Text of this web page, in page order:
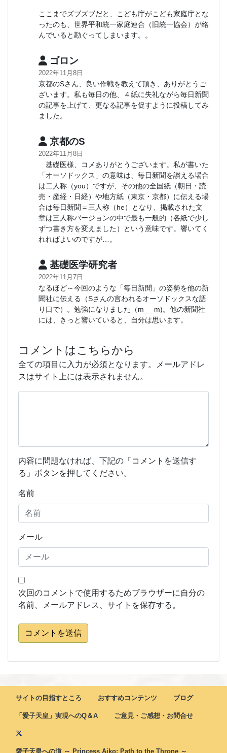
ここまでズブズブだと、こども庁がこども家庭庁とな
ったのも、世界平和統一家庭連合（旧統一協会）が絡
んでいると勘ぐってしまいます。。
ゴロン
2022年11月8日
京都のSさん、良い作戦を教えて頂き、ありがとうご
ざいます。私も毎日の他、４紙に失礼ながら毎日新聞
の記事を上げて、更なる記事を促すように投稿してみ
ました。
京都のS
2022年11月8日
基礎医様、コメありがとうございます。私が書いた
「オーソドックス」の意味は、毎日新聞を讃える場合
は二人称（you）ですが、その他の全国紙（朝日・読
売・産経・日経）や地方紙（東京・京都）に伝える場
合は毎日新聞＝三人称（he）となり、掲載された文
章は三人称バージョンの中で最も一般的（各紙で少し
ずつ書き方を変えました）という意味です。響いてく
れればよいのですが…。
基礎医学研究者
2022年11月7日
なるほど～今回のような「毎日新聞」の姿勢を他の新
聞社に伝える（Sさんの言われるオーソドックスな語
り口で）。勉強になりました（m_ _m)。他の新聞社
には、きっと響いていると、自分は思います。
コメントはこちらから
全ての項目に入力が必須となります。メールアドレ
スはサイト上には表示されません。
内容に問題なければ、下記の「コメントを送信す
る」ボタンを押してください。
名前
メール
次回のコメントで使用するためブラウザーに自分の
名前、メールアドレス、サイトを保存する。
コメントを送信
サイトの目指すところ おすすめコンテンツ ブログ
「愛子天皇」実現へのQ＆A ご意見・ご感想・お問合せ
愛子天皇への道 ～ Princess Aiko: Path to the Throne ～